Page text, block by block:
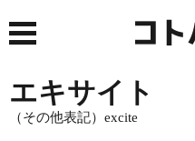
エキサイト
（その他表記）excite